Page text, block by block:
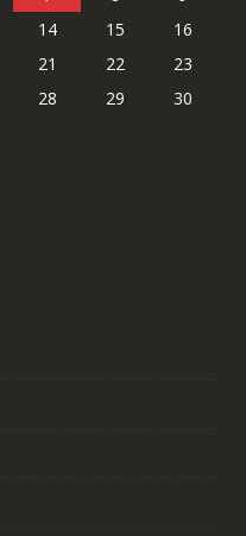
14 15
16
21 22
23
28 29
30